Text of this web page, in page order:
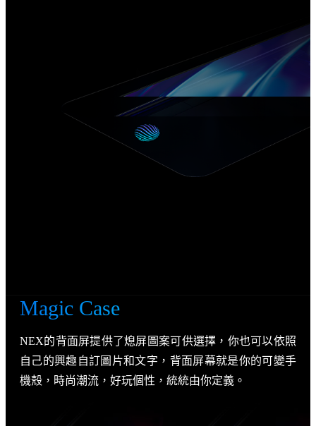
Magic Case
NEX的背面屏提供了熄屏圖案可供選擇，你也可以依照
自己的興趣自訂圖片和文字，背面屏幕就是你的可變手
機殼，時尚潮流，好玩個性，統統由你定義。